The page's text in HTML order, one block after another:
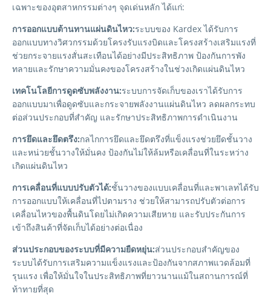
เฉพาะของอุตสาหกรรมต่างๆ จุดเด่นหลัก ได้แก่:
การออกแบบต้านทานแผ่นดินไหว:ระบบของ Kardex ได้รับการ
ออกแบบทางวิศวกรรมด้วยโครงรับแรงบิดและโครงสร้างเสริมแรงที่
ช่วยกระจายแรงสั่นสะเทือนได้อย่างมีประสิทธิภาพ ป้องกันการพัง
ทลายและรักษาความมั่นคงของโครงสร้างในช่วงเกิดแผ่นดินไหว
เทคโนโลยีการดูดซับพลังงาน:ระบบการจัดเก็บของเราได้รับการ
ออกแบบมาเพื่อดูดซับและกระจายพลังงานแผ่นดินไหว ลดผลกระทบ
ต่อส่วนประกอบที่สำคัญ และรักษาประสิทธิภาพการดำเนินงาน
การยึดและยึดตรึง:กลไกการยึดและยึดตรึงที่แข็งแรงช่วยยึดชั้นวาง
และหน่วยชั้นวางให้มั่นคง ป้องกันไม่ให้ล้มหรือเคลื่อนที่ในระหว่าง
เกิดแผ่นดินไหว
การเคลื่อนที่แบบปรับตัวได้:ชั้นวางของแบบเคลื่อนที่และพาเลทได้รับ
การออกแบบให้เคลื่อนที่ไปตามราง ช่วยให้สามารถปรับตัวต่อการ
เคลื่อนไหวของพื้นดินโดยไม่เกิดความเสียหาย และรับประกันการ
เข้าถึงสินค้าที่จัดเก็บได้อย่างต่อเนื่อง
ส่วนประกอบของระบบที่มีความยืดหยุ่น:ส่วนประกอบสำคัญของ
ระบบได้รับการเสริมความแข็งแรงและป้องกันจากสภาพแวดล้อมที่
รุนแรง เพื่อให้มั่นใจในประสิทธิภาพที่ยาวนานแม้ในสถานการณ์ที่
ท้าทายที่สุด